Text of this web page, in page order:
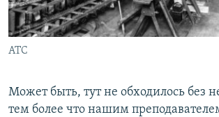
АТС
Может быть, тут не обходилось без
тем более что нашим